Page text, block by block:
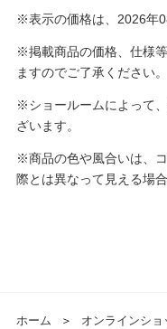
※表示の価格は、2026年
※掲載商品の価格、仕様
ますのでご了承ください。
※ショールームによって
ざいます。
※商品の色や風合いは、
際とは異なって見える場
ホーム ＞ オンラインショ